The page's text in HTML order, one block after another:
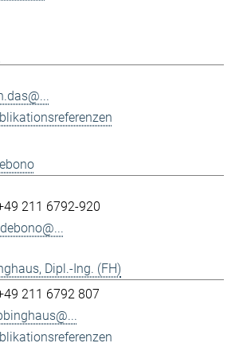
211 6792-920
Dipl.-Ing. (FH)
211 6792 807